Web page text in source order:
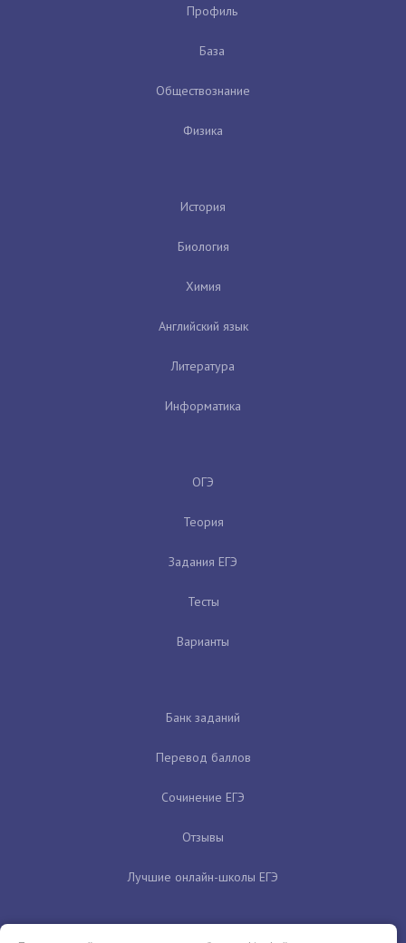
Профиль
База
Обществознание
Физика
История
Биология
Химия
Английский язык
Литература
Информатика
ОГЭ
Теория
Задания ЕГЭ
Тесты
Варианты
Банк заданий
Перевод баллов
Сочинение ЕГЭ
Отзывы
Лучшие онлайн-школы ЕГЭ